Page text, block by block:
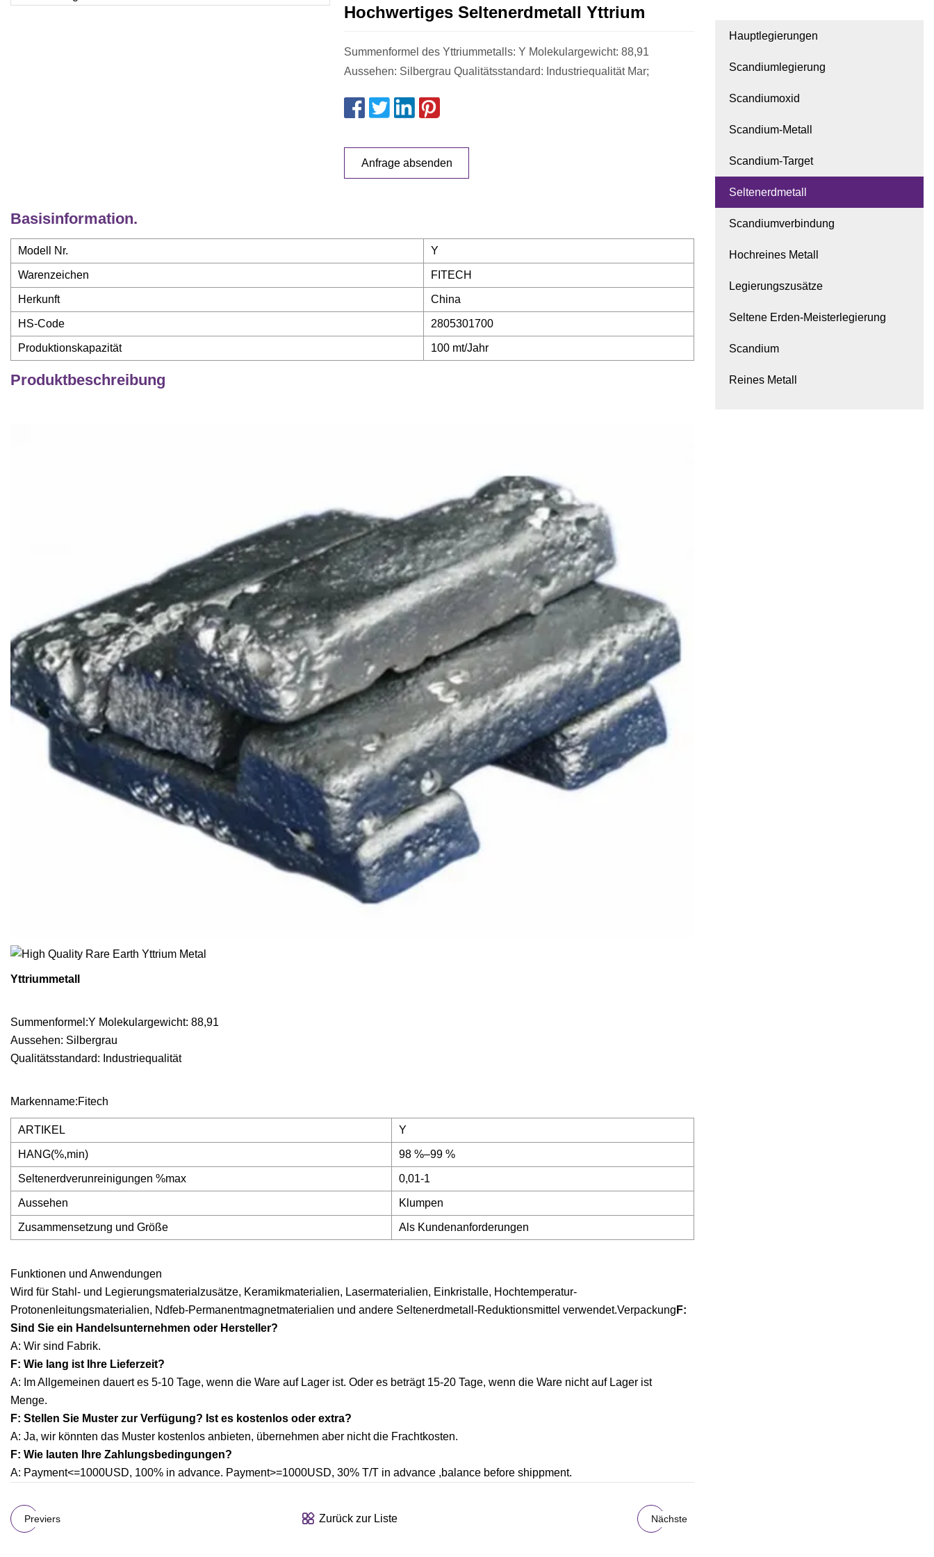
Hochwertiges Seltenerdmetall Yttrium
Summenformel des Yttriummetalls: Y Molekulargewicht: 88,91
Aussehen: Silbergrau Qualitätsstandard: Industriequalität Mar;
Anfrage absenden
Basisinformation.
Modell Nr. Y
Warenzeichen FITECH
Herkunft China
HS-Code 2805301700
Produktionskapazität 100 mt/Jahr
Produktbeschreibung
Yttriummetall
Summenformel:Y Molekulargewicht: 88,91
Aussehen: Silbergrau
Qualitätsstandard: Industriequalität
Markenname:Fitech
ARTIKEL Y
HANG(%,min) 98 %–99 %
Seltenerdverunreinigungen %max 0,01-1
Aussehen Klumpen
Zusammensetzung und Größe Als Kundenanforderungen
Funktionen und Anwendungen
Wird für Stahl- und Legierungsmaterialzusätze, Keramikmaterialien, Lasermaterialien, Einkristalle, Hochtemperatur-
Protonenleitungsmaterialien, Ndfeb-Permanentmagnetmaterialien und andere Seltenerdmetall-Reduktionsmittel verwendet.Verpackung F:
Sind Sie ein Handelsunternehmen oder Hersteller?
A: Wir sind Fabrik.
F: Wie lang ist Ihre Lieferzeit?
A: Im Allgemeinen dauert es 5-10 Tage, wenn die Ware auf Lager ist. Oder es beträgt 15-20 Tage, wenn die Ware nicht auf Lager ist
Menge.
F: Stellen Sie Muster zur Verfügung? Ist es kostenlos oder extra?
A: Ja, wir könnten das Muster kostenlos anbieten, übernehmen aber nicht die Frachtkosten.
F: Wie lauten Ihre Zahlungsbedingungen?
A: Payment<=1000USD, 100% in advance. Payment>=1000USD, 30% T/T in advance ,balance before shippment.
Previers Zurück zur Liste Nächste
Hauptlegierungen
Scandiumlegierung
Scandiumoxid
Scandium-Metall
Scandium-Target
Seltenerdmetall
Scandiumverbindung
Hochreines Metall
Legierungszusätze
Seltene Erden-Meisterlegierung
Scandium
Reines Metall